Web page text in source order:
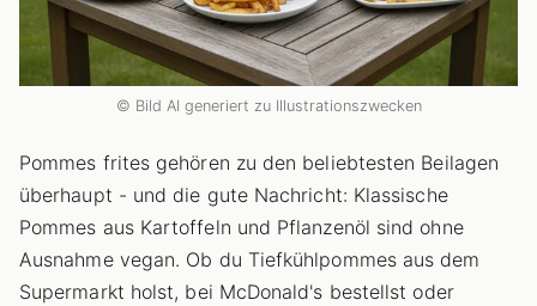
© Bild AI generiert zu Illustrationszwecken
Pommes frites gehören zu den beliebtesten Beilagen
überhaupt - und die gute Nachricht: Klassische
Pommes aus Kartoffeln und Pflanzenöl sind ohne
Ausnahme vegan. Ob du Tiefkühlpommes aus dem
Supermarkt holst, bei McDonald's bestellst oder